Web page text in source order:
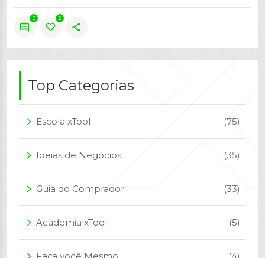
comment
0
favorite
2
share
Top Categorias
arrow_forward_ios Escola xTool (75)
arrow_forward_ios Ideias de Negócios (35)
arrow_forward_ios Guia do Comprador (33)
arrow_forward_ios Academia xTool (5)